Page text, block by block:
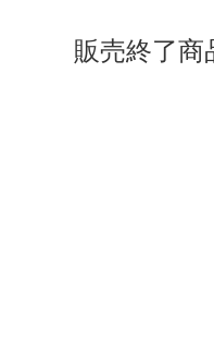
販売終了商